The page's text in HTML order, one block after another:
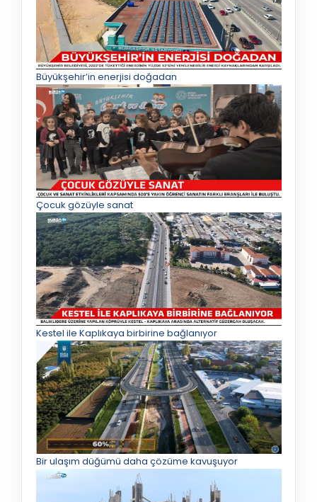
Büyükşehir’in enerjisi doğadan
Çocuk gözüyle sanat
Kestel ile Kaplıkaya birbirine bağlanıyor
Bir ulaşım düğümü daha çözüme kavuşuyor